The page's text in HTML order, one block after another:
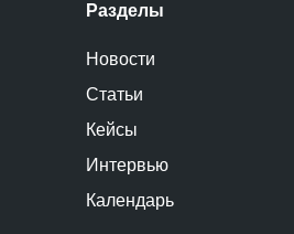
Разделы
Новости
Статьи
Кейсы
Интервью
Календарь